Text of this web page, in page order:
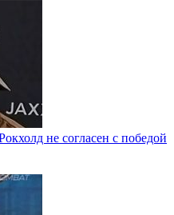
не согласен с победой